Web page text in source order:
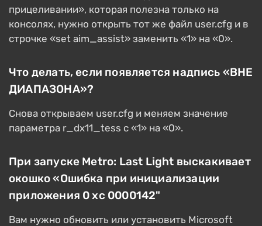
прицеливании», которая полезна только на
консолях, нужно открыть тот же файл user.cfg и в
строчке «set aim_assist» заменить «1» на «0».
Что делать, если появляется надпись «ВНЕ
ДИАПАЗОНА»?
Снова открываем user.cfg и меняем значение
параметра r_dx11_tess с «1» на «0».
При запуске Metro: Last Light выскакивает
окошко «Ошибка при инициализации
приложения 0 xc 0000142"
Вам нужно обновить или установить Microsoft